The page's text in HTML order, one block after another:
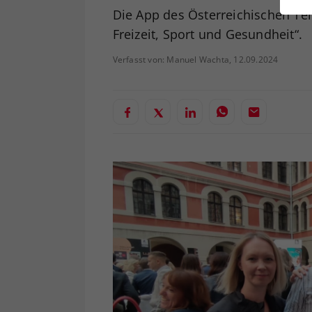
Die App des Österreichischen
Freizeit, Sport und Gesundheit“.
Verfasst von: Manuel Wachta, 12.09.2024